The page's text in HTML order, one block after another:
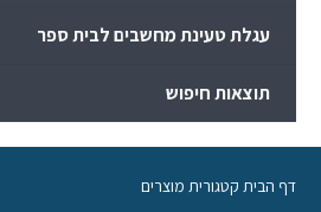
עגלת טעינת מחשבים לבית ספר
תוצאות חיפוש
דף הבית קטגורית מוצרים